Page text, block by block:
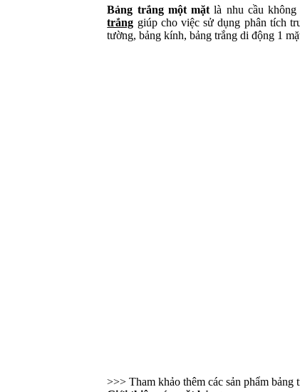
Bảng trắng một mặt là nhu cầu
trắng giúp cho việc sử dụng phân tích
tường, bảng kính, bảng trắng di động 1
>>> Tham khảo thêm các sản phẩm bảng